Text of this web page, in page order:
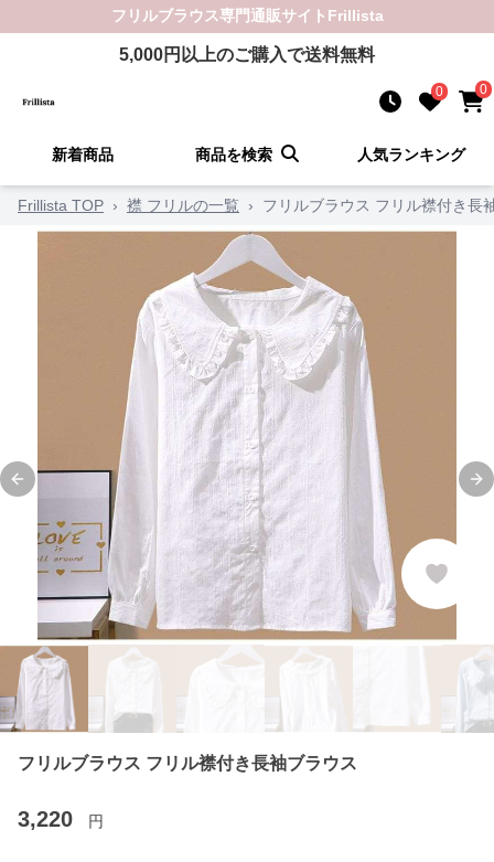
フリルブラウス専門通販サイト Frillista
5,000円以上のご購入で送料無料
0 0
新着商品 商品を検索 人気ランキング
Frillista TOP › 襟 フリルの一覧 › フリルブラウス フリル襟付き長
Previous slide
フリルブラウス フリル襟付き長袖ブラウス
3,220 円